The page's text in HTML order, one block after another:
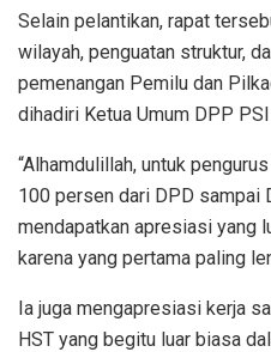
Selain pelantikan, rapat
wilayah, penguatan struktur,
pemenangan Pemilu dan
dihadiri Ketua Umum DPP
“Alhamdulillah, untuk
100 persen dari DPD sampai
mendapatkan apresiasi yang
karena yang pertama paling
Ia juga mengapresiasi kerja
HST yang begitu luar biasa